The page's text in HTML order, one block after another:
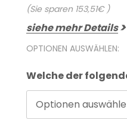
(Sie sparen 153,51€ )
siehe mehr Details
OPTIONEN AUSWÄHLEN:
Welche der
Optionen